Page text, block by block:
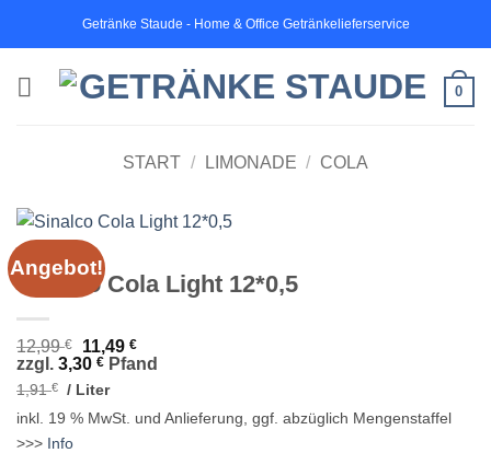
springen
Getränke Staude - Home & Office Getränkelieferservice
0
START / LIMONADE / COLA
Angebot!
Sinalco Cola Light 12*0,5
12,99€
Ursprünglicher
Preis
war:
12,99 €
11,49 €Aktueller
Preis
zzgl. 3,30 € Pfand
1,91€ / Liter
inkl. 19 % MwSt. und Anlieferung, ggf. abzüglich Mengenstaffel
>>> Info